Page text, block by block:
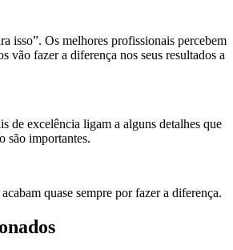
isso”. Os melhores profissionais percebem
vão fazer a diferença nos seus resultados a
de excelência ligam a alguns detalhes que
são importantes.
quase sempre por fazer a diferença.